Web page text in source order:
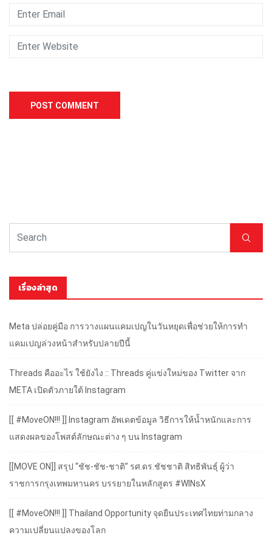
เรื่องล่าสุด
Meta ปล่อยคู่มือ การวางแผนแคมเปญในวันหยุดเพื่อช่วยให้การทำ
แคมเปญล่วงหน้าสำหรับปลายปีนี้
Threads คืออะไร ใช้ยังไง :: Threads คู่แข่งใหม่ของ Twitter จาก
META เปิดตัวภายใต้ Instagram
[[ #MoveON!!! ]] Instagram อัพเดตข้อมูล วิธีการให้น้ำหนักและการ
แสดงผลของโพสต์ลักษณะต่าง ๆ บน Instagram
[[MOVE ON]] สรุป “ชัช-ชัช-ชาติ” รศ.ดร.ชัชชาติ สิทธิพันธุ์ ผู้ว่า
ราชการกรุงเทพมหานคร บรรยายในหลักสูตร #WINsX
[[ #MoveON!!! ]] Thailand Opportunity จุดยืนประเทศไทยท่ามกลาง
ความเปลี่ยนแปลงของโลก